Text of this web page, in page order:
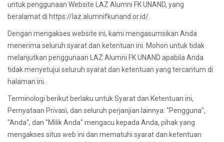
untuk penggunaan Website LAZ Alumni FK UNAND, yang
beralamat di https://laz.alumnifkunand.or.id/.
Dengan mengakses website ini, kami mengasumsikan Anda
menerima seluruh syarat dan ketentuan ini. Mohon untuk tidak
melanjutkan penggunaan LAZ Alumni FK UNAND apabila Anda
tidak menyetujui seluruh syarat dan ketentuan yang tercantum di
halaman ini.
Terminologi berikut berlaku untuk Syarat dan Ketentuan ini,
Pernyataan Privasi, dan seluruh perjanjian lainnya: "Pengguna",
"Anda", dan "Milik Anda" mengacu kepada Anda, pihak yang
mengakses situs web ini dan mematuhi syarat dan ketentuan